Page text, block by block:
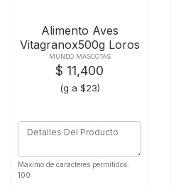
Alimento Aves
Vitagranox500g Loros
Guacamay
MUNDO MASCOTAS
$ 11,400
(g a $23)
Maximo de caracteres permitidos:
100